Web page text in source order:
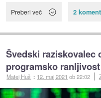
Preberi več 2
Švedski raziskovalec
programsko ranljivost
Matej Huš :: 12. maj 2021 ob 22:02